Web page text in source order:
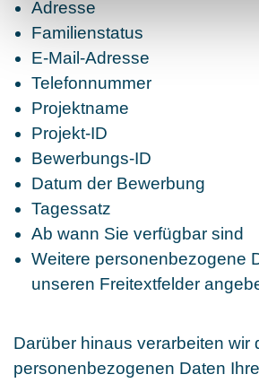
Adresse
Familienstatus
E-Mail-Adresse
Telefonnummer
Projektname
Projekt-ID
Bewerbungs-ID
Datum der Bewerbung
Tagessatz
Ab wann Sie verfügbar sind
Weitere personenbezogene
unseren Freitextfelder
Darüber hinaus verarbeiten wir
personenbezogenen Daten